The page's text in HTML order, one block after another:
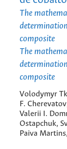
The
composite
The
composite
Volodymyr
F.
Valerii I.
Ostapchuk,
Paiva